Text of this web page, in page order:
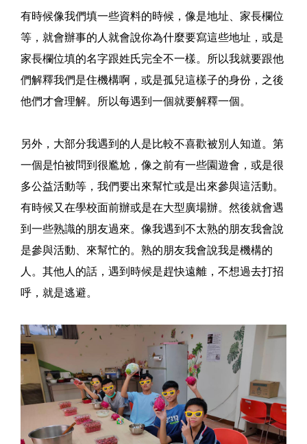
有時候像我們填一些資料的時候，像是地址、家長欄位
等，就會辦事的人就會說你為什麼要寫這些地址，或是
家長欄位填的名字跟姓氏完全不一樣。所以我就要跟他
們解釋我們是住機構啊，或是孤兒這樣子的身份，之後
他們才會理解。所以每遇到一個就要解釋一個。
另外，大部分我遇到的人是比較不喜歡被別人知道。第
一個是怕被問到很尷尬，像之前有一些園遊會，或是很
多公益活動等，我們要出來幫忙或是出來參與這活動。
有時候又在學校面前辦或是在大型廣場辦。然後就會遇
到一些熟識的朋友過來。像我遇到不太熟的朋友我會說
是參與活動、來幫忙的。熟的朋友我會說我是機構的
人。其他人的話，遇到時候是趕快遠離，不想過去打招
呼，就是逃避。